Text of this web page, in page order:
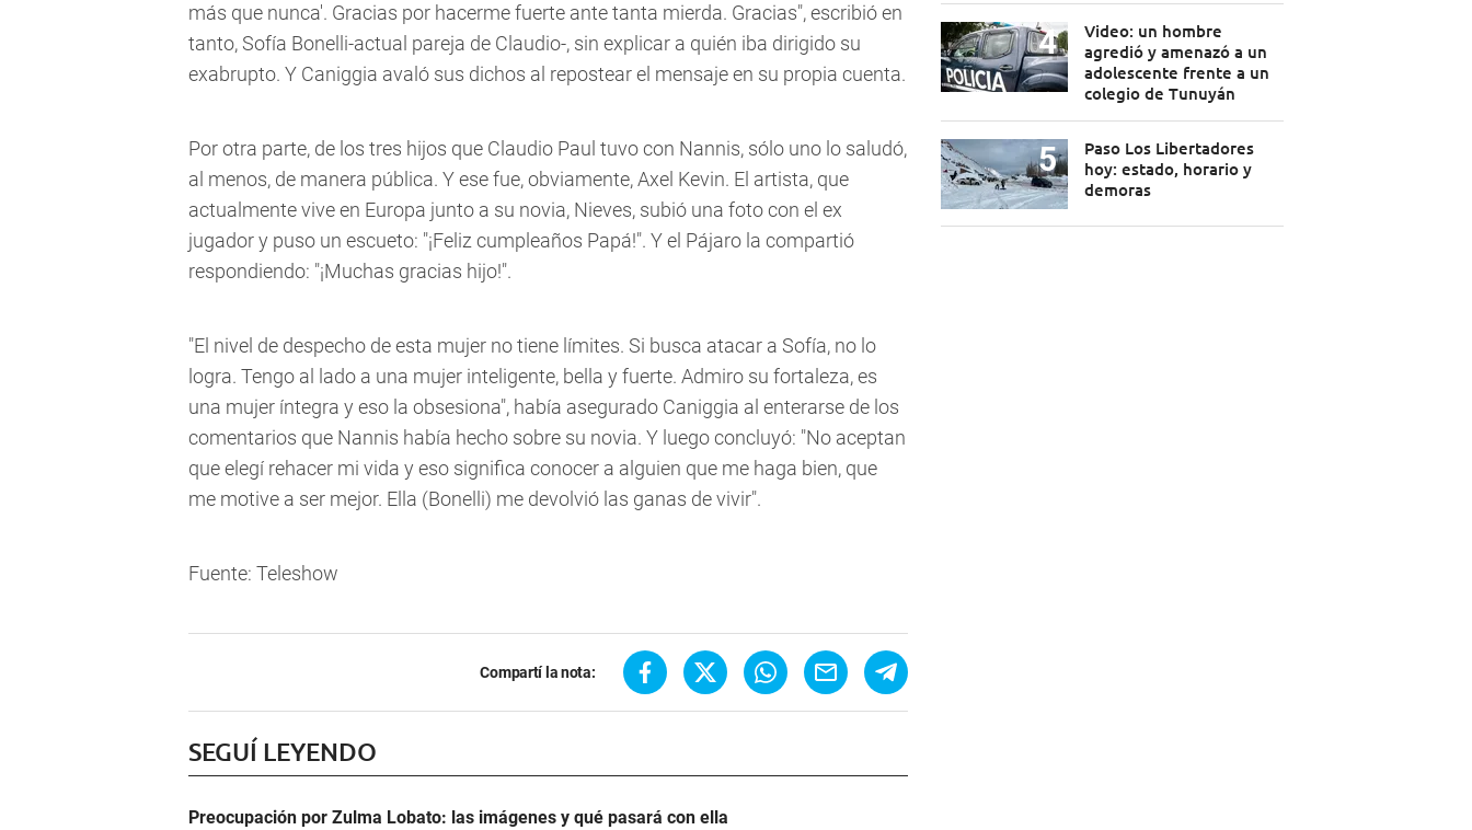
más que nunca'. Gracias por hacerme fuerte ante tanta mierda. Gracias", escribió en
tanto, Sofía Bonelli-actual pareja de Claudio-, sin explicar a quién iba dirigido su
exabrupto. Y Caniggia avaló sus dichos al repostear el mensaje en su propia cuenta.
Por otra parte, de los tres hijos que Claudio Paul tuvo con Nannis, sólo uno lo saludó,
al menos, de manera pública. Y ese fue, obviamente, Axel Kevin. El artista, que
actualmente vive en Europa junto a su novia, Nieves, subió una foto con el ex
jugador y puso un escueto: "¡Feliz cumpleaños Papá!". Y el Pájaro la compartió
respondiendo: "¡Muchas gracias hijo!".
"El nivel de despecho de esta mujer no tiene límites. Si busca atacar a Sofía, no lo
logra. Tengo al lado a una mujer inteligente, bella y fuerte. Admiro su fortaleza, es
una mujer íntegra y eso la obsesiona", había asegurado Caniggia al enterarse de los
comentarios que Nannis había hecho sobre su novia. Y luego concluyó: "No aceptan
que elegí rehacer mi vida y eso significa conocer a alguien que me haga bien, que
me motive a ser mejor. Ella (Bonelli) me devolvió las ganas de vivir".
Fuente: Teleshow
Compartí la nota:
SEGUÍ LEYENDO
Preocupación por Zulma Lobato: las imágenes y qué pasará con ella
Video: un hombre
agredió y amenazó a un
adolescente frente a un
colegio de Tunuyán
Paso Los Libertadores
hoy: estado, horario y
demoras